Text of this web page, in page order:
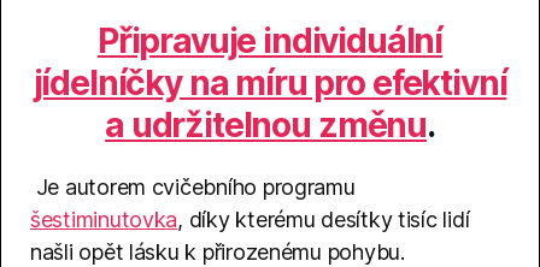
Připravuje individuální
jídelníčky na míru pro efektivní
a udržitelnou změnu.
Je autorem cvičebního programu
šestiminutovka, díky kterému desítky tisíc lidí
našli opět lásku k přirozenému pohybu.